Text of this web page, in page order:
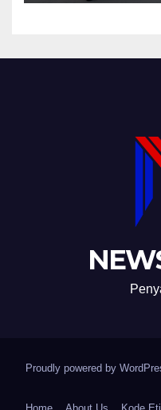
Proudly powered by